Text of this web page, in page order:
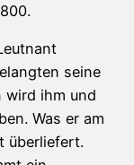
seine
wird ihm und
Was er am
überliefert.